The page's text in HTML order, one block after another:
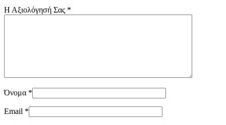
Η Αξιολόγησή Σας *
Όνομα *
Email *